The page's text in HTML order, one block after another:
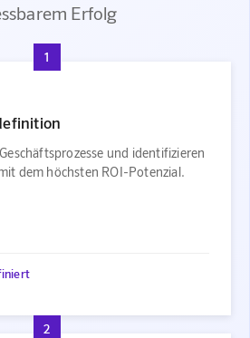
Erfolg
1
und identifizieren
dem höchsten ROI-Potenzial.
2